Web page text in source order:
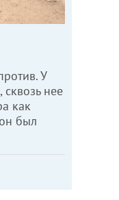
У
сквозь нее
как
был